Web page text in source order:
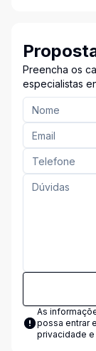
Preencha os
especialistas
As
possa entrar
privacidade